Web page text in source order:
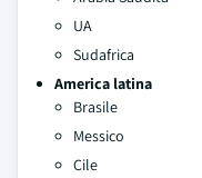
UA
Sudafrica
America latina
Brasile
Messico
Cile